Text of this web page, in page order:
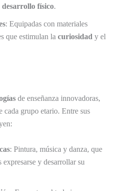
desarrollo físico.
: Equipadas con materiales
que estimulan la curiosidad y el
de enseñanza innovadoras,
cada grupo etario. Entre sus
: Pintura, música y danza, que
y desarrollar su